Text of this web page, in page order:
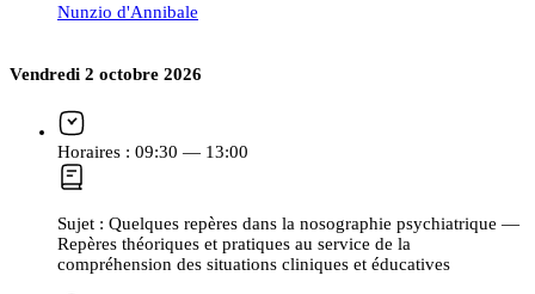
Nunzio d'Annibale
Vendredi 2 octobre 2026
Horaires : 09:30 — 13:00
Sujet : Quelques repères dans la nosographie psychiatrique —
Repères théoriques et pratiques au service de la
compréhension des situations cliniques et éducatives